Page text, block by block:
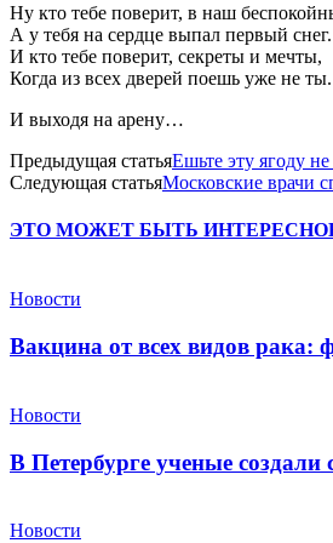
Ну кто тебе поверит, в наш
А у тебя на сердце выпал первый снег.
И кто тебе поверит, секреты и мечты,
Когда из всех дверей поешь уже не ты.
И выходя на арену…
Предыдущая статьяЕшьте эту ягоду
Следующая статьяМосковские врачи
ЭТО МОЖЕТ БЫТЬ ИНТЕРЕСНО
Новости
Вакцина от всех видов рака:
Новости
В Петербурге ученые создали
Новости